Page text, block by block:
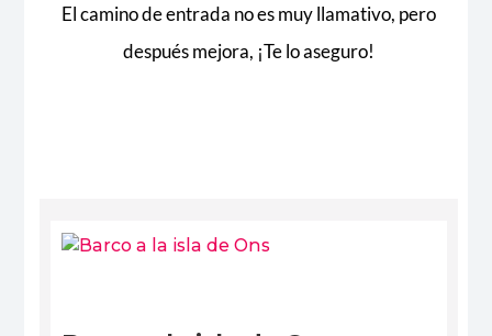
El camino de entrada no es muy llamativo, pero
después mejora, ¡Te lo aseguro!